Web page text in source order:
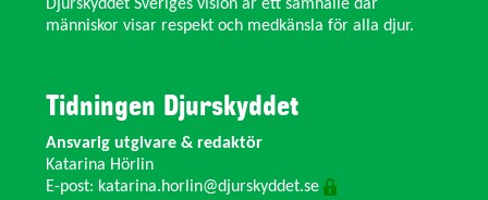
Djurskyddet Sveriges vision är ett samhälle där
människor visar respekt och medkänsla för alla djur.
Tidningen Djurskyddet
Ansvarig utgivare & redaktör
Katarina Hörlin
E-post: katarina.horlin@djurskyddet.se